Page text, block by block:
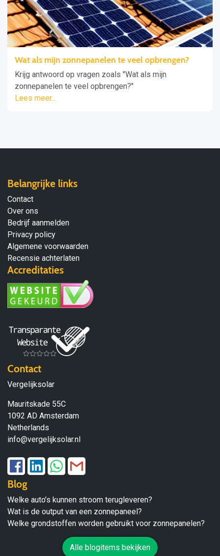
Wat als mijn zonnepanelen te veel opbrengen?
Krijg antwoord op vragen zoals "Wat als mijn
zonnepanelen te veel opbrengen?"
Lees meer...
Belangrijke links
Contact
Over ons
Bedrijf aanmelden
Privacy policy
Algemene voorwaarden
Recensie achterlaten
Accreditaties
Contact
Vergelijksolar
Mauritskade 55C
1092 AD Amsterdam
Netherlands
info@vergelijksolar.nl
Blog
Welke auto’s kunnen stroom terugleveren?
Wat is de output van een zonnepaneel?
Welke grondstoffen worden gebruikt voor zonnepanelen?
Alle blogitems bekijken